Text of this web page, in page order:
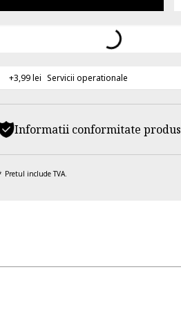
+3,99 lei Servicii operationale
Informatii conformitate produs
Pretul include TVA.